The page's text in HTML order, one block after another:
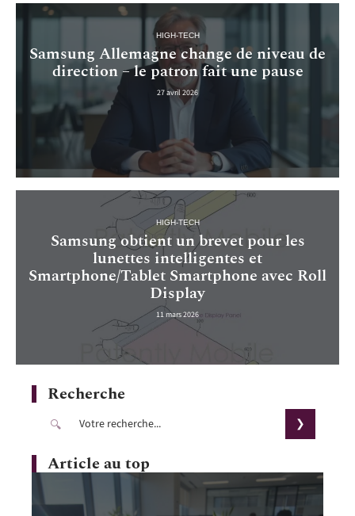
HIGH-TECH
Samsung Allemagne change de niveau de
direction – le patron fait une pause
27 avril 2026
HIGH-TECH
Samsung obtient un brevet pour les
lunettes intelligentes et
Smartphone/Tablet Smartphone avec Roll
Display
11 mars 2026
Recherche
Article au top